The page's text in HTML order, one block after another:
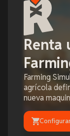
Renta
Farming
agrícola
nueva